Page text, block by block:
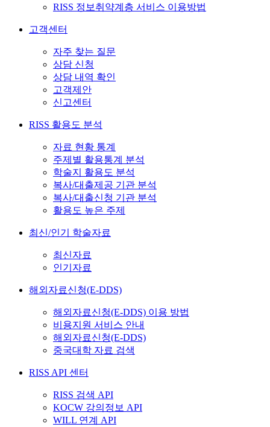
RISS 정보취약계층 서비스 이용방법
고객센터
자주 찾는 질문
상담 신청
상담 내역 확인
고객제안
신고센터
RISS 활용도 분석
자료 현황 통계
주제별 활용통계 분석
학술지 활용도 분석
복사/대출제공 기관 분석
복사/대출신청 기관 분석
활용도 높은 주제
최신/인기 학술자료
최신자료
인기자료
해외자료신청(E-DDS)
해외자료신청(E-DDS) 이용 방법
비용지원 서비스 안내
해외자료신청(E-DDS)
중국대학 자료 검색
RISS API 센터
RISS 검색 API
KOCW 강의정보 API
WILL 연계 API